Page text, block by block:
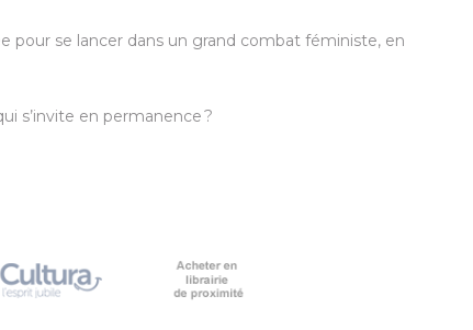
pour se lancer dans un grand combat féministe, en
s’invite en permanence ?